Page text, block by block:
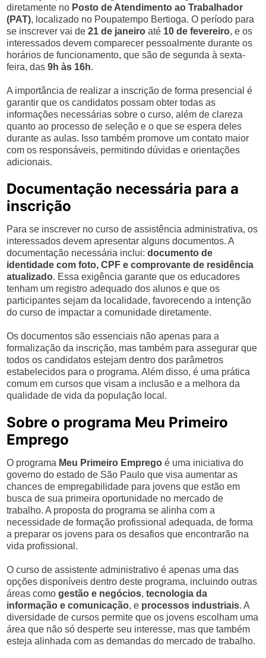
diretamente no Posto de Atendimento ao Trabalhador
(PAT), localizado no Poupatempo Bertioga. O período para
se inscrever vai de21 de janeiro até 10 de fevereiro, e os
interessados devem comparecer pessoalmente durante os
horários de funcionamento, que são de segunda à sexta-
feira, das9h às 16h.
A importância de realizar a inscrição de forma presencial é
garantir que os candidatos possam obter todas as
informações necessárias sobre o curso, além de clareza
quanto ao processo de seleção e o que se espera deles
durante as aulas. Isso também promove um contato maior
com os responsáveis, permitindo dúvidas e orientações
adicionais.
Documentação necessária para a
inscrição
Para se inscrever no curso de assistência administrativa, os
interessados devem apresentar alguns documentos. A
documentação necessária inclui:documento de
identidade com foto, CPF e comprovante de residência
atualizado. Essa exigência garante que os educadores
tenham um registro adequado dos alunos e que os
participantes sejam da localidade, favorecendo a intenção
do curso de impactar a comunidade diretamente.
Os documentos são essenciais não apenas para a
formalização da inscrição, mas também para assegurar que
todos os candidatos estejam dentro dos parâmetros
estabelecidos para o programa. Além disso, é uma prática
comum em cursos que visam a inclusão e a melhora da
qualidade de vida da população local.
Sobre o programa Meu Primeiro
Emprego
O programa Meu Primeiro Emprego é uma iniciativa do
governo do estado de São Paulo que visa aumentar as
chances de empregabilidade para jovens que estão em
busca de sua primeira oportunidade no mercado de
trabalho. A proposta do programa se alinha com a
necessidade de formação profissional adequada, de forma
a preparar os jovens para os desafios que encontrarão na
vida profissional.
O curso de assistente administrativo é apenas uma das
opções disponíveis dentro deste programa, incluindo outras
áreas comogestão e negócios,tecnologia da
informação e comunicação, e processos industriais. A
diversidade de cursos permite que os jovens escolham uma
área que não só desperte seu interesse, mas que também
esteja alinhada com as demandas do mercado de trabalho.